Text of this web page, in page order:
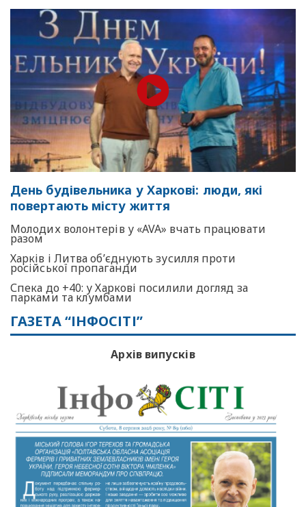
День будівельника у Харкові: люди, які
повертають місту життя
Молодих волонтерів у «AVA» вчать працювати
разом
Харків і Литва об’єднують зусилля проти
російської пропаганди
Спека до +40: у Харкові посилили догляд за
парками та клумбами
ГАЗЕТА “ІНФОСІТІ”
Архів випусків